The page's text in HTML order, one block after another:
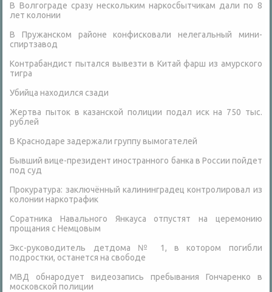
В Волгограде сразу нескольким наркосбытчикам дали по 8
лет колонии
В Пружанском районе конфисковали нелегальный мини-
спиртзавод
Контрабандист пытался вывезти в Китай фарш из амурского
тигра
Убийца находился сзади
Жертва пыток в казанской полиции подал иск на 750 тыс.
рублей
В Краснодаре задержали группу вымогателей
Бывший вице-президент иностранного банка в России пойдет
под суд
Прокуратура: заключённый калининградец контролировал из
колонии наркотрафик
Соратника Навального Янкауса отпустят на церемонию
прощания с Немцовым
Экс-руководитель детдома № 1, в котором погибли
подростки, останется на свободе
МВД обнародует видеозапись пребывания Гончаренко в
московской полиции